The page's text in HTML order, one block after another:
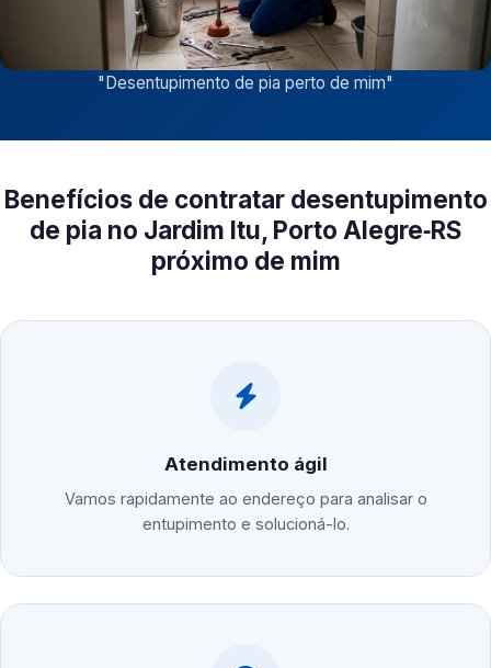
"Desentupimento de pia perto de mim"
Benefícios de contratar desentupimento
de pia no Jardim Itu, Porto Alegre‑RS
próximo de mim
Atendimento ágil
Vamos rapidamente ao endereço para analisar o
entupimento e solucioná-lo.